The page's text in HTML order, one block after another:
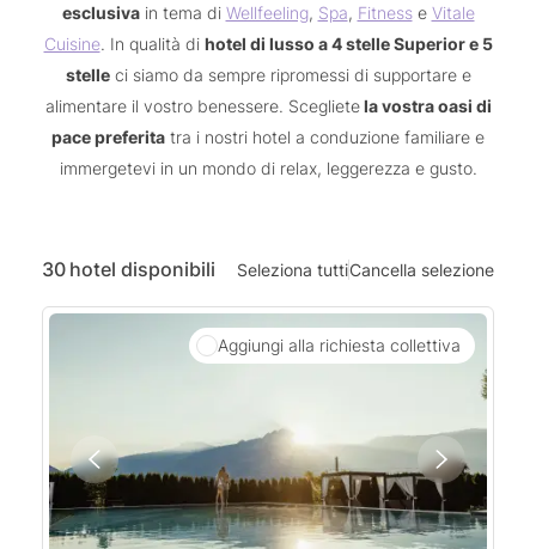
31 1 2 3 4 5 6
±1 giorno ±3 giorni
±7 giorni
esclusivain tema di Wellfeeling, Spa, Fitnesse Vitale
Cuisine. In qualità di hotel di lusso a 4 stelle Superior e 5
stelleci siamo da sempre ripromessi di supportare e
alimentare il vostro benessere. Sceglietela vostra oasi di
pace preferita tra i nostri hotel a conduzione familiare e
immergetevi in un mondo di relax, leggerezza e gusto.
30 hotel disponibili Seleziona tuttiCancella selezione
Aggiungi alla richiesta collettiva